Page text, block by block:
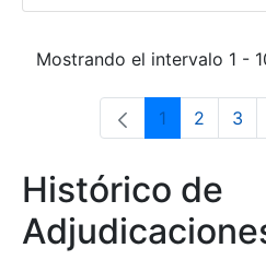
Mostrando el intervalo 1 -
Página
1 Página
2 3
Histórico de